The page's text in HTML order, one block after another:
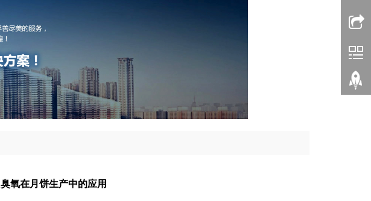
臭氧在月饼生产中的应用